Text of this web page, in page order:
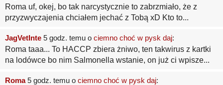
Roma uf, okej, bo tak narcystycznie to zabrzmiało, że z
przyzwyczajenia chciałem jechać z Tobą xD Kto to...
JagVetInte 5 godz. temu o ciemno choć w pysk daj:
Roma taaa... To HACCP zbiera żniwo, ten takwirus z kartki
na lodówce bo nim Salmonella wstanie, on już ci wpisze...
Roma5 godz. temu o ciemno choć w pysk daj: